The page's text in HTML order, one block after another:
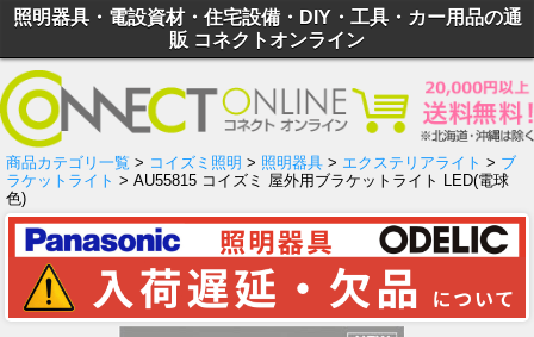
照明器具・電設資材・住宅設備・DIY・工具・カー用品の通
販 コネクトオンライン
商品カテゴリ一覧 > コイズミ照明 > 照明器具 > エクステリアライト > ブ
ラケットライト > AU55815 コイズミ 屋外用ブラケットライト LED(電球
色)